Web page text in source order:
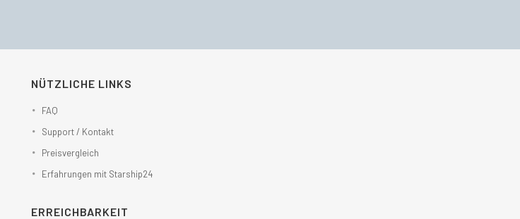
NÜTZLICHE LINKS
FAQ
Support / Kontakt
Preisvergleich
Erfahrungen mit Starship24
ERREICHBARKEIT